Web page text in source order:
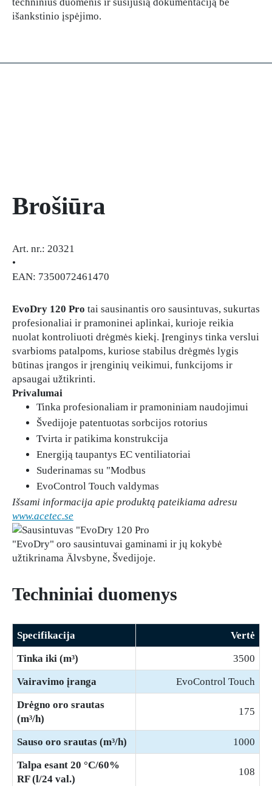
techninius duomenis ir susijusią dokumentaciją be
išankstinio įspėjimo.
Brošiūra
Art. nr.: 20321
•
EAN: 7350072461470
EvoDry 120 Pro tai sausinantis oro sausintuvas, sukurtas
profesionaliai ir pramoninei aplinkai, kurioje reikia
nuolat kontroliuoti drėgmės kiekį. Įrenginys tinka verslui
svarbioms patalpoms, kuriose stabilus drėgmės lygis
būtinas įrangos ir įrenginių veikimui, funkcijoms ir
apsaugai užtikrinti.
Privalumai
Tinka profesionaliam ir pramoniniam naudojimui
Švedijoje patentuotas sorbcijos rotorius
Tvirta ir patikima konstrukcija
Energiją taupantys EC ventiliatoriai
Suderinamas su "Modbus
EvoControl Touch valdymas
Išsami informacija apie produktą pateikiama adresu
www.acetec.se
"EvoDry" oro sausintuvai gaminami ir jų kokybė
užtikrinama Älvsbyne, Švedijoje.
Techniniai duomenys
Specifikacija
Vertė
Tinka iki (m³)
3500
Vairavimo įranga
EvoControl Touch
Drėgno oro srautas
(m³/h)
175
Sauso oro srautas (m³/h)
1000
Talpa esant 20 °C/60%
RF (l/24 val.)
108